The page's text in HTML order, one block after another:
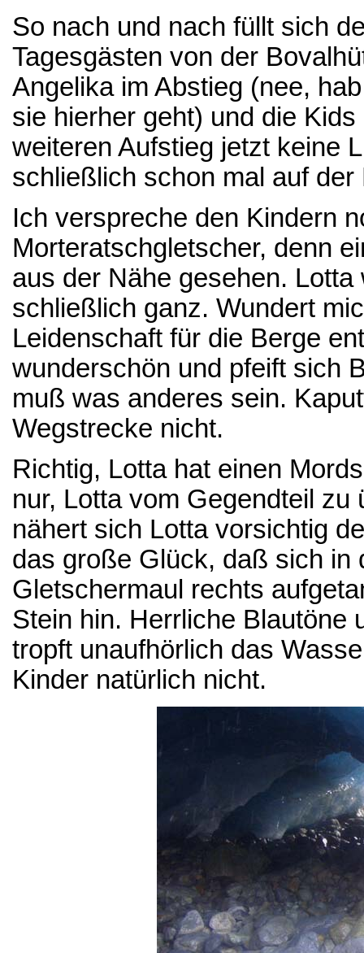
So nach und nach füllt sich
Tagesgästen von der
Angelika im Abstieg (nee,
sie hierher geht) und die
weiteren Aufstieg jetzt keine
schließlich schon mal auf der
Ich verspreche den Kindern
Morteratschgletscher, denn
aus der Nähe gesehen.
schließlich ganz. Wundert
Leidenschaft für die Berge
wunderschön und pfeift sich
muß was anderes sein.
Wegstrecke nicht.
Richtig, Lotta hat einen
nur, Lotta vom Gegendteil
nähert sich Lotta vorsichtig
das große Glück, daß sich in
Gletschermaul rechts
Stein hin. Herrliche Blautöne
tropft unaufhörlich das
Kinder natürlich nicht.